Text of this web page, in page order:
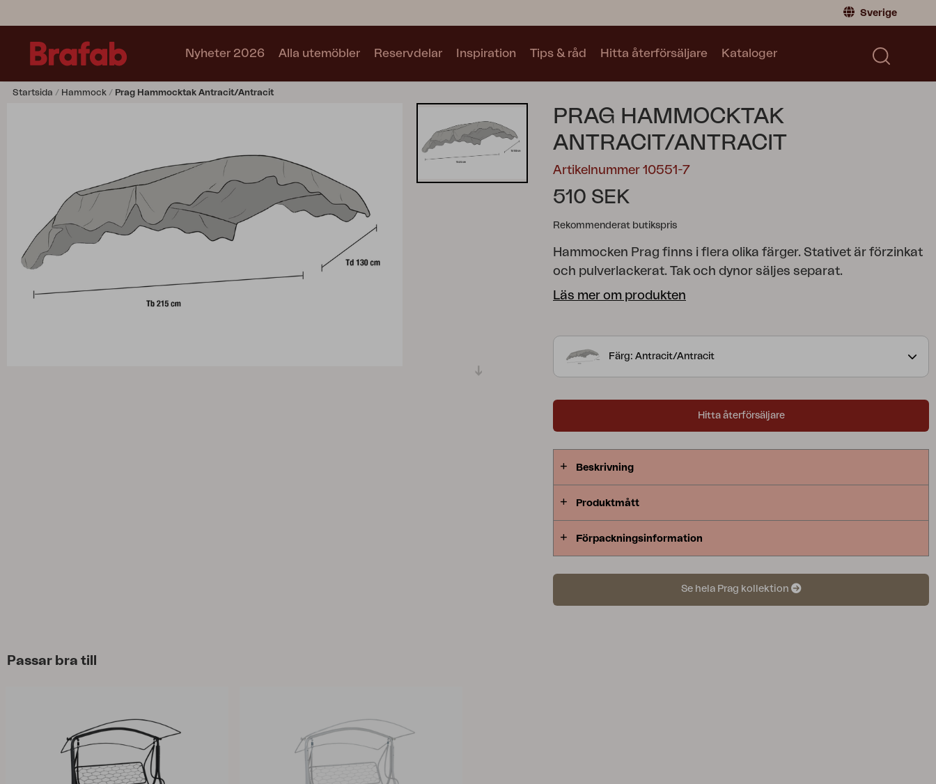
Sverige
Privatperson
Nyheter 2026 Alla utemöbler
Fåtölj
Stol
Bord
Utekök
Vilsäng
Relax
Kollektioner
Se alla kollektioner
Motty Trolly
Lomma
Kataloger
Läs våra kataloger
Reservdelar Inspiration Tips & råd Hitta återförsäljare Kataloger
Startsida Hammock Prag Hammocktak Antracit/Antracit
PRAG HAMMOCKTAK
ANTRACIT/ANTRACIT
Artikelnummer 10551-7
510 SEK
Rekommenderat butikspris
Hammocken Prag finns i flera olika färger. Stativet är förzinkat
och pulverlackerat. Tak och dynor säljes separat.
Läs mer om produkten
Färg: Antracit/Antracit
Hitta återförsäljare
Beskrivning
Produktmått
Förpackningsinformation
Se hela Prag kollektion
Passar bra till